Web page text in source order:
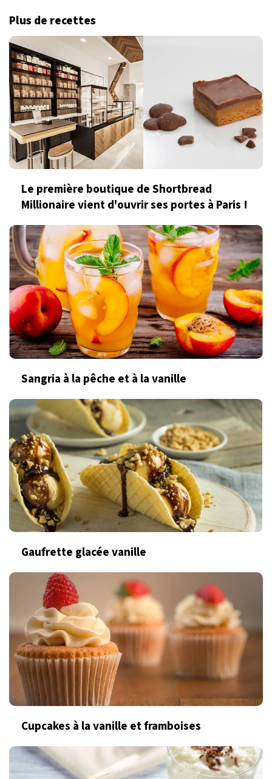
Plus de recettes
Le première boutique de Shortbread
Millionaire vient d'ouvrir ses portes à Paris !
Sangria à la pêche et à la vanille
Gaufrette glacée vanille
Cupcakes à la vanille et framboises